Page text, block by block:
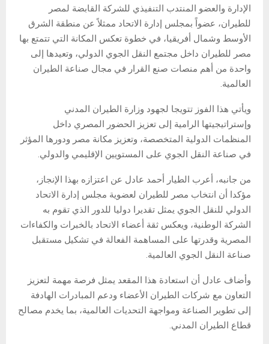
الإدارة والعضو المنتدب التنفيذي للشركة القابضة لمصر
للطيران، عضواً بمجلس إدارة الاتحاد ممثلاً عن منطقة الشرق
الأوسط وشمال أفريقيا، في خطوة تعكس المكانة التي تتمتع بها
مصر للطيران داخل مجتمع النقل الجوي الدولي، وتعيدها إلى
واحدة من أهم منصات صنع القرار في مجال صناعة الطيران
العالمية.
ويأتي هذا الفوز تتويجا لجهود وزارة الطيران المدني
وإستراتيجيتها الرامية إلى تعزيز الحضور المصري داخل
المنظمات الدولية المتخصصة، وتعزيز مكانة مصر ودورها المؤثر
في صناعة النقل الجوي على المستويين الإقليمي والدولي.
من جانبه، أعرب الطيار أحمد عادل عن اعتزازه بهذا الإنجاز،
مؤكدا أن انتخاب مصر للطيران لعضوية مجلس إدارة الاتحاد
الدولي للنقل الجوي يمثل تقديرا دوليا للدور الذي تقوم به
الشركة الوطنية، ويعكس ثقة أعضاء الاتحاد بالخبرات والكفاءات
المصرية وقدرتها على المساهمة الفعالة في تشكيل مستقبل
صناعة النقل الجوي العالمية.
وأضاف عادل أن استعادة هذا المقعد يمثل فرصة مهمة لتعزيز
التعاون مع شركات الطيران الأعضاء ودعم المبادرات الهادفة
إلى تطوير الصناعة ومواجهة التحديات العالمية، بما يخدم مصالح
قطاع الطيران المدني.